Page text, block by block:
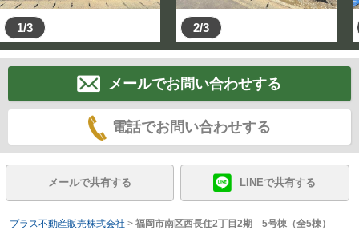
1/3 2/3
メールでお問い合わせする
電話でお問い合わせする
メールで共有する LINEで共有する
プラス不動産販売株式会社 > 福岡市南区西長住2丁目2期 5号棟（全5棟）